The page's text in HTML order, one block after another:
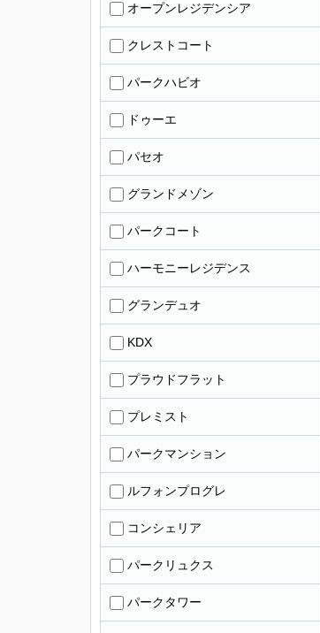
オープンレジデンシア
クレストコート
パークハビオ
ドゥーエ
パセオ
グランドメゾン
パークコート
ハーモニーレジデンス
グランデュオ
KDX
プラウドフラット
プレミスト
パークマンション
ルフォンプログレ
コンシェリア
パークリュクス
パークタワー